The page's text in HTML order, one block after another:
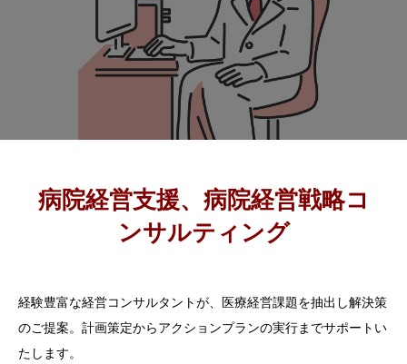
病院経営支援、病院経営戦略コ
ンサルティング
経験豊富な経営コンサルタントが、医療経営課題を抽出し解決策
のご提案。計画策定からアクションプランの実行までサポートい
たします。